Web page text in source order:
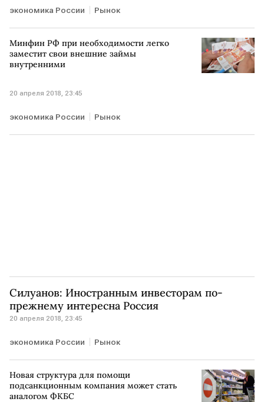
экономика России Рынок
Минфин РФ при необходимости легко
заместит свои внешние займы
внутренними
20 апреля 2018, 23:45
экономика России Рынок
Силуанов: Иностранным инвесторам по-
прежнему интересна Россия
20 апреля 2018, 23:45
экономика России Рынок
Новая структура для помощи
подсанкционным компания может стать
аналогом ФКБС